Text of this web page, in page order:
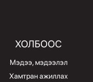
ХОЛБООС
Мэдээ, мэдээлэл
Хамтран ажиллах